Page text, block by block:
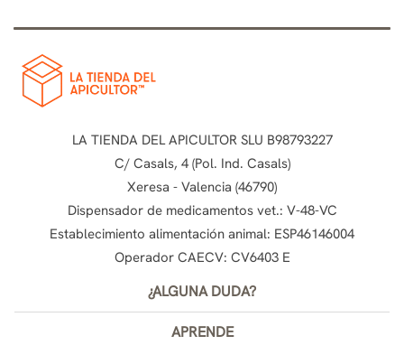
LA TIENDA DEL APICULTOR SLU B98793227
C/ Casals, 4 (Pol. Ind. Casals)
Xeresa - Valencia (46790)
Dispensador de medicamentos vet.: V-48-VC
Establecimiento alimentación animal: ESP46146004
Operador CAECV: CV6403 E
¿ALGUNA DUDA?
APRENDE